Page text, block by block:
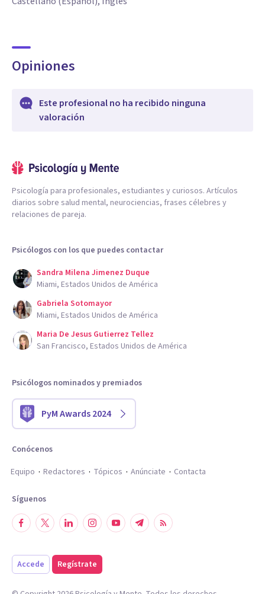
Opiniones
Este profesional no ha recibido ninguna
valoración
Psicología para profesionales, estudiantes y curiosos. Artículos
diarios sobre salud mental, neurociencias, frases célebres y
relaciones de pareja.
Psicólogos con los que puedes contactar
Sandra Milena Jimenez Duque
Miami, Estados Unidos de América
Gabriela Sotomayor
Miami, Estados Unidos de América
Maria De Jesus Gutierrez Tellez
San Francisco, Estados Unidos de América
Psicólogos nominados y premiados
PyM Awards 2024
Conócenos
Equipo
Redactores Tópicos Anúnciate Contacta
Síguenos
Accede Regístrate